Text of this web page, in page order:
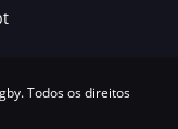
Todos os direitos